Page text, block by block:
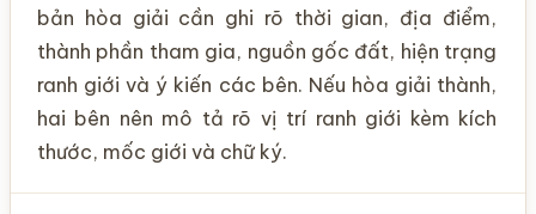
bản hòa giải cần ghi rõ thời gian, địa điểm,
thành phần tham gia, nguồn gốc đất, hiện trạng
ranh giới và ý kiến các bên. Nếu hòa giải thành,
hai bên nên mô tả rõ vị trí ranh giới kèm kích
thước, mốc giới và chữ ký.